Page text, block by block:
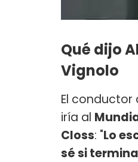
Qué dijo
Vignolo
El conductor
iría al
Closs: "Lo
sé si